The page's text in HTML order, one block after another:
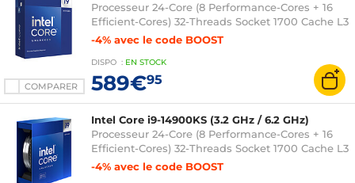
COMPARER
Processeur 24-Core (8 Performance-Cores + 16
Efficient-Cores) 32-Threads Socket 1700 Cache L3
36 Mo 0.010 micron (version boîte sans
-4% avec le code BOOST
DISPO : EN STOCK
589€95
Intel Core i9-14900KS (3.2 GHz / 6.2 GHz)
Processeur 24-Core (8 Performance-Cores + 16
Efficient-Cores) 32-Threads Socket 1700 Cache L3
36 Mo Intel UHD Graphics 770 0.010 micron
-4% avec le code BOOST